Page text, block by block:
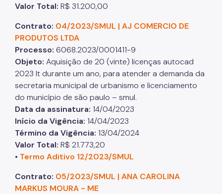
Valor Total: R$ 31.200,00
Contrato: 04/2023/SMUL | AJ COMERCIO DE
PRODUTOS LTDA
Processo: 6068.2023/0001411-9
Objeto: Aquisição de 20 (vinte) licenças autocad
2023 lt durante um ano, para atender a demanda da
secretaria municipal de urbanismo e licenciamento
do município de são paulo – smul.
Data da assinatura: 14/04/2023
Início da Vigência: 14/04/2023
Término da Vigência: 13/04/2024
Valor Total: R$ 21.773,20
• Termo Aditivo 12/2023/SMUL
Contrato: 05/2023/SMUL | ANA CAROLINA
MARKUS MOURA - ME